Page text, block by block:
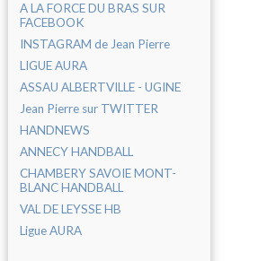
A LA FORCE DU BRAS SUR
FACEBOOK
INSTAGRAM de Jean Pierre
LIGUE AURA
ASSAU ALBERTVILLE - UGINE
Jean Pierre sur TWITTER
HANDNEWS
ANNECY HANDBALL
CHAMBERY SAVOIE MONT-
BLANC HANDBALL
VAL DE LEYSSE HB
Ligue AURA